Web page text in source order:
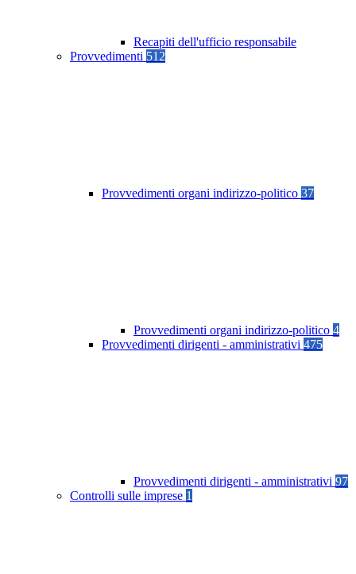
Recapiti dell'ufficio responsabile
Provvedimenti 512
Provvedimenti organi indirizzo-politico 37
Provvedimenti organi indirizzo-politico 4
Provvedimenti dirigenti - amministrativi 475
Provvedimenti dirigenti - amministrativi 97
Controlli sulle imprese 1